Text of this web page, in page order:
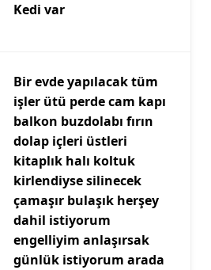
Kedi var
Bir evde yapılacak tüm
işler ütü perde cam kapı
balkon buzdolabı fırın
dolap içleri üstleri
kitaplık halı koltuk
kirlendiyse silinecek
çamaşır bulaşık herşey
dahil istiyorum
engelliyim anlaşırsak
günlük istiyorum arada